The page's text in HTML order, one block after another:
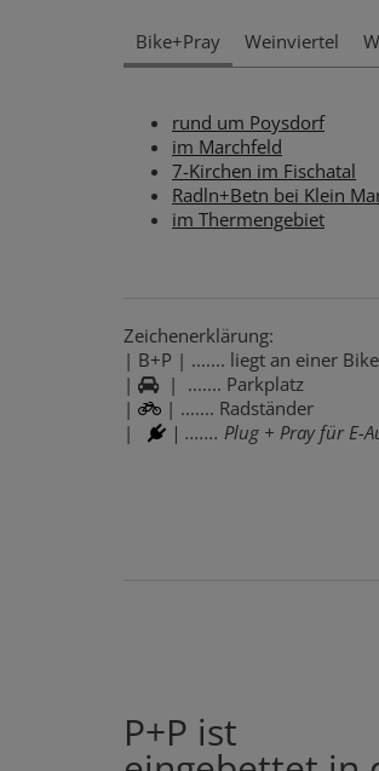
Bike+Pray Weinviertel
rund um Poysdorf
im Marchfeld
7-Kirchen im Fischatal
Radln+Betn bei Klein
im Thermengebiet
Zeichenerklärung:
| B+P | ....... liegt an einer
|
| ....... Parkplatz
|
| ....... Radständer
|
| ....... Plug + Pray für E-
P+P ist